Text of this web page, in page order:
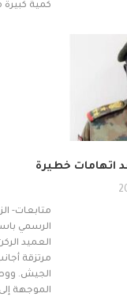
كمية
اتهامات خطيرة
متابعات-
الرسمي
العميد
مرتزقة
الجيش.
الموجهة